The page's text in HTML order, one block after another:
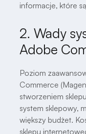
informacje, które
2. Wady
Adobe
Poziom
Commerce
stworzeniem
system sklepowy,
większy budżet.
sklepu